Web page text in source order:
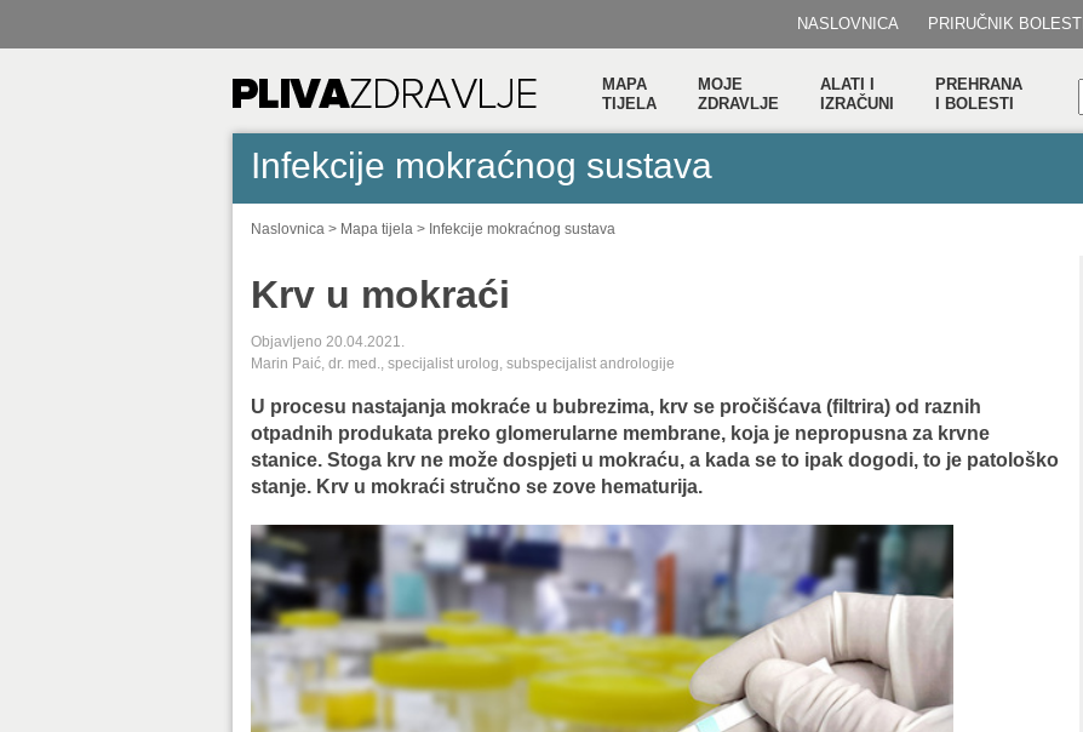
NASLOVNICA PRIRUČNIK BOLESTI
MAPA
TIJELA
MOJE
ZDRAVLJE
ALATI I
IZRAČUNI
PREHRANA
I BOLESTI
Infekcije mokraćnog sustava
Naslovnica > Mapa tijela > Infekcije mokraćnog sustava
Krv u mokraći
Objavljeno 20.04.2021.
Marin Paić, dr. med., specijalist urolog, subspecijalist andrologije
U procesu nastajanja mokraće u bubrezima, krv se pročišćava (filtrira) od raznih
otpadnih produkata preko glomerularne membrane, koja je nepropusna za krvne
stanice. Stoga krv ne može dospjeti u mokraću, a kada se to ipak dogodi, to je patološko
stanje. Krv u mokraći stručno se zove hematurija.